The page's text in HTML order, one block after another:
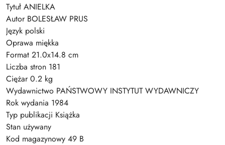
Tytuł ANIELKA
Autor BOLESŁAW PRUS
Język polski
Oprawa miękka
Format 21.0x14.8 cm
Liczba stron 181
Ciężar 0.2 kg
Wydawnictwo PAŃSTWOWY INSTYTUT WYDAWNICZY
Rok wydania 1984
Typ publikacji Książka
Stan używany
Kod magazynowy 49 B